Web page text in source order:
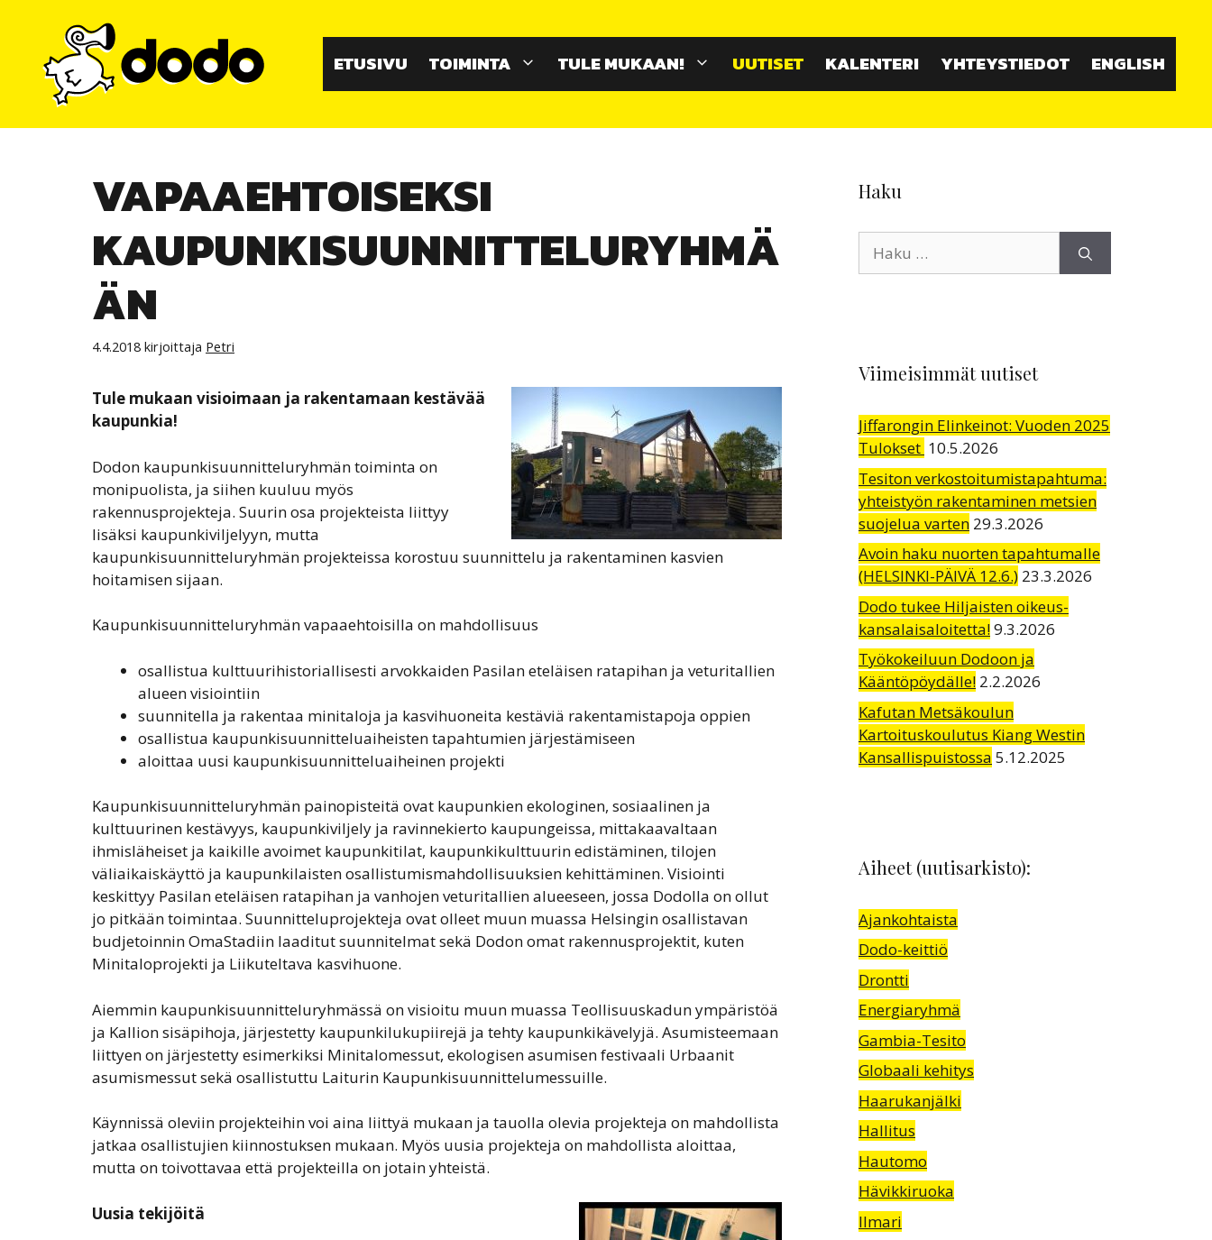
ETUSIVU TOIMINTA TULE MUKAAN! UUTISET KALENTERI YHTEYSTIEDOT ENGLISH
VAPAAEHTOISEKSI
KAUPUNKISUUNNITTELURYHMÄ
ÄN
4.4.2018 kirjoittaja Petri
Tule mukaan visioimaan ja rakentamaan kestävää
kaupunkia!
Dodon kaupunkisuunnitteluryhmän toiminta on
monipuolista, ja siihen kuuluu myös
rakennusprojekteja. Suurin osa projekteista liittyy
lisäksi kaupunkiviljelyyn, mutta
kaupunkisuunnitteluryhmän projekteissa korostuu suunnittelu ja rakentaminen kasvien
hoitamisen sijaan.
Kaupunkisuunnitteluryhmän vapaaehtoisilla on mahdollisuus
osallistua kulttuurihistoriallisesti arvokkaiden Pasilan eteläisen ratapihan ja veturitallien
alueen visiointiin
suunnitella ja rakentaa minitaloja ja kasvihuoneita kestäviä rakentamistapoja oppien
osallistua kaupunkisuunnitteluaiheisten tapahtumien järjestämiseen
aloittaa uusi kaupunkisuunnitteluaiheinen projekti
Kaupunkisuunnitteluryhmän painopisteitä ovat kaupunkien ekologinen, sosiaalinen ja
kulttuurinen kestävyys, kaupunkiviljely ja ravinnekierto kaupungeissa, mittakaavaltaan
ihmisläheiset ja kaikille avoimet kaupunkitilat, kaupunkikulttuurin edistäminen, tilojen
väliaikaiskäyttö ja kaupunkilaisten osallistumismahdollisuuksien kehittäminen. Visiointi
keskittyy Pasilan eteläisen ratapihan ja vanhojen veturitallien alueeseen, jossa Dodolla on ollut
jo pitkään toimintaa. Suunnitteluprojekteja ovat olleet muun muassa Helsingin osallistavan
budjetoinnin OmaStadiin laaditut suunnitelmat sekä Dodon omat rakennusprojektit, kuten
Minitaloprojekti ja Liikuteltava kasvihuone.
Aiemmin kaupunkisuunnitteluryhmässä on visioitu muun muassa Teollisuuskadun ympäristöä
ja Kallion sisäpihoja, järjestetty kaupunkilukupiirejä ja tehty kaupunkikävelyjä. Asumisteemaan
liittyen on järjestetty esimerkiksi Minitalomessut, ekologisen asumisen festivaali Urbaanit
asumismessut sekä osallistuttu Laiturin Kaupunkisuunnittelumessuille.
Käynnissä oleviin projekteihin voi aina liittyä mukaan ja tauolla olevia projekteja on mahdollista
jatkaa osallistujien kiinnostuksen mukaan. Myös uusia projekteja on mahdollista aloittaa,
mutta on toivottavaa että projekteilla on jotain yhteistä.
Uusia tekijöitä
Haku
Viimeisimmät uutiset
Jiffarongin Elinkeinot: Vuoden 2025
Tulokset 10.5.2026
Tesiton verkostoitumistapahtuma:
yhteistyön rakentaminen metsien
suojelua varten 29.3.2026
Avoin haku nuorten tapahtumalle
(HELSINKI-PÄIVÄ 12.6.) 23.3.2026
Dodo tukee Hiljaisten oikeus-
kansalaisaloitetta!9.3.2026
Työkokeiluun Dodoon ja
Kääntöpöydälle! 2.2.2026
Kafutan Metsäkoulun
Kartoituskoulutus Kiang Westin
Kansallispuistossa 5.12.2025
Aiheet (uutisarkisto):
Ajankohtaista
Dodo-keittiö
Drontti
Energiaryhmä
Gambia-Tesito
Globaali kehitys
Haarukanjälki
Hallitus
Hautomo
Hävikkiruoka
Ilmari